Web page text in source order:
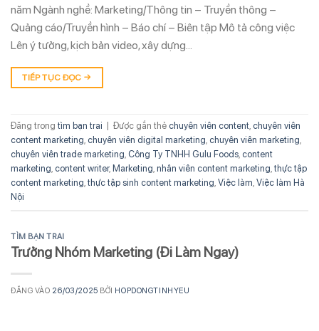
năm Ngành nghề: Marketing/Thông tin – Truyền thông –
Quảng cáo/Truyền hình – Báo chí – Biên tập Mô tả công việc
Lên ý tưởng, kịch bản video, xây dựng…
TIẾP TỤC ĐỌC →
Đăng trong tìm bạn trai Được gắn thẻ chuyên viên content chuyên viên
content marketing chuyên viên digital marketing chuyên viên marketing
chuyên viên trade marketing Công Ty TNHH Gulu Foods content
marketing content writer, Marketing nhân viên content marketing thực tập
content marketing thực tập sinh content marketing Việc làm Việc làm Hà
Nội
TÌM BẠN TRAI
Trưởng Nhóm Marketing (Đi Làm Ngay)
ĐĂNG VÀO 26/03/2025 BỞI HOPDONGTINHYEU